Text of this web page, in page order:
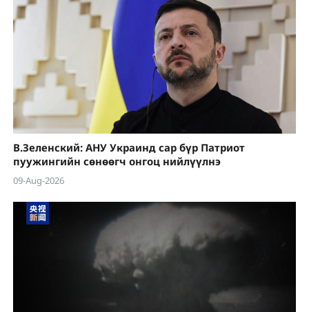
В.Зеленский: АНУ Украинд сар бүр Патриот
пуужингийн сөнөөгч онгоц нийлүүлнэ
09-Aug-2026